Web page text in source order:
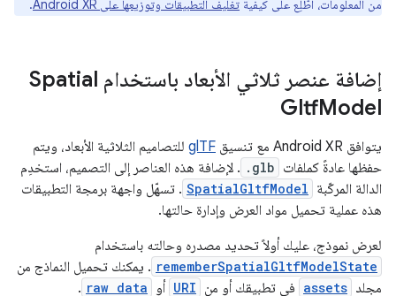
من المعلومات، اطّلِع على كيفية تغليف التطبيقات وتوزيعها على Android XR .
إضافة عنصر ثلاثي الأبعاد باستخدام Spatial
GltfModel
يتوافق Android XR مع تنسيق glTF للتصاميم الثلاثية الأبعاد، ويتم
حفظها عادةً كملفات .glb . لإضافة هذه العناصر إلى التصميم، استخدِم
الدالة المركّبة SpatialGltfModel . تسهّل واجهة برمجة التطبيقات
هذه عملية تحميل مواد العرض وإدارة حالتها.
لعرض نموذج، عليك أولاً تحديد مصدره وحالته باستخدام
rememberSpatialGltfModelState . يمكنك تحميل النماذج من
مجلد assets في تطبيقك أو من URI أو raw data
.